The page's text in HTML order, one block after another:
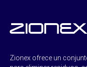
Zionex ofrece un